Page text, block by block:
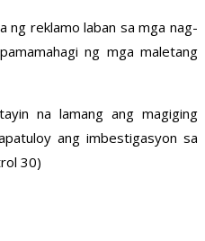
ng reklamo laban sa mga nag-
ng mga maletang
na lamang ang magiging
ang imbestigasyon sa
30)